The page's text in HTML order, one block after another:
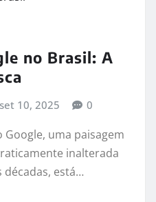
no Brasil: A
set 10, 2025 0
uma paisagem
inalterada
décadas, está…